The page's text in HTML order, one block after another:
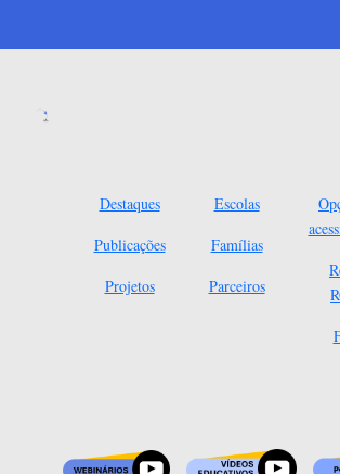
Destaques
Publicações
Projetos
Escolas
Famílias
Parceiros